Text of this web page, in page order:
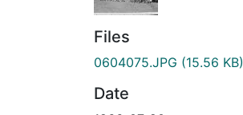
Files
0604075.JPG (15.56 KB)
Date